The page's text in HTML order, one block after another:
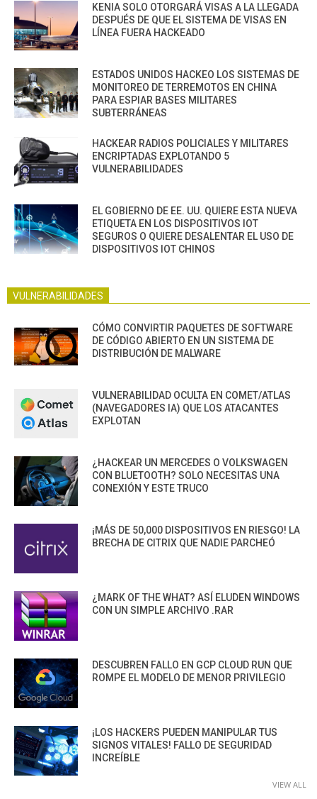
KENIA SOLO OTORGARÁ VISAS A LA LLEGADA
DESPUÉS DE QUE EL SISTEMA DE VISAS EN
LÍNEA FUERA HACKEADO
ESTADOS UNIDOS HACKEO LOS SISTEMAS DE
MONITOREO DE TERREMOTOS EN CHINA
PARA ESPIAR BASES MILITARES
SUBTERRÁNEAS
HACKEAR RADIOS POLICIALES Y MILITARES
ENCRIPTADAS EXPLOTANDO 5
VULNERABILIDADES
EL GOBIERNO DE EE. UU. QUIERE ESTA NUEVA
ETIQUETA EN LOS DISPOSITIVOS IOT
SEGUROS O QUIERE DESALENTAR EL USO DE
DISPOSITIVOS IOT CHINOS
VULNERABILIDADES
CÓMO CONVIRTIR PAQUETES DE SOFTWARE
DE CÓDIGO ABIERTO EN UN SISTEMA DE
DISTRIBUCIÓN DE MALWARE
VULNERABILIDAD OCULTA EN COMET/ATLAS
(NAVEGADORES IA) QUE LOS ATACANTES
EXPLOTAN
¿HACKEAR UN MERCEDES O VOLKSWAGEN
CON BLUETOOTH? SOLO NECESITAS UNA
CONEXIÓN Y ESTE TRUCO
¡MÁS DE 50,000 DISPOSITIVOS EN RIESGO! LA
BRECHA DE CITRIX QUE NADIE PARCHEÓ
¿MARK OF THE WHAT? ASÍ ELUDEN WINDOWS
CON UN SIMPLE ARCHIVO .RAR
DESCUBREN FALLO EN GCP CLOUD RUN QUE
ROMPE EL MODELO DE MENOR PRIVILEGIO
¡LOS HACKERS PUEDEN MANIPULAR TUS
SIGNOS VITALES! FALLO DE SEGURIDAD
INCREÍBLE
VIEW ALL